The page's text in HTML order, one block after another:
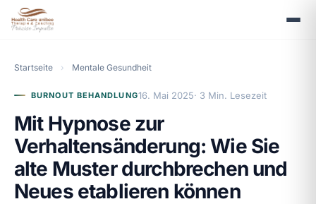
Startseite › Mentale Gesundheit
BURNOUT BEHANDLUNG16. Mai 2025· 3 Min. Lesezeit
Mit Hypnose zur
Verhaltensänderung: Wie Sie
alte Muster durchbrechen und
Neues etablieren können